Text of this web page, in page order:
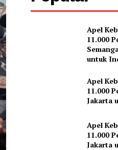
Apel
11.000
untuk
Apel
11.000
Jakarta
Apel
11.000
Jakarta